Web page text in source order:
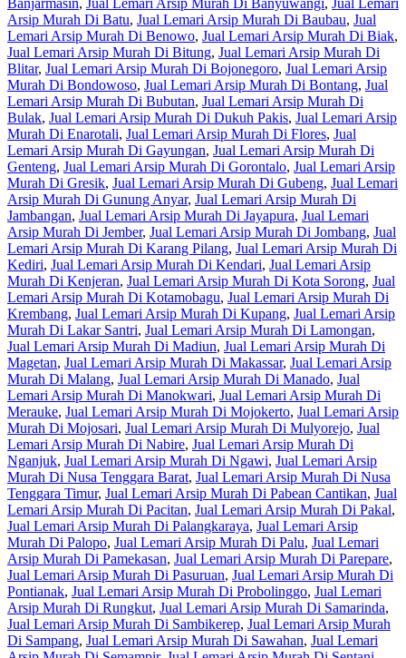
Arsip Murah Di Batu, Jual Lemari Arsip Murah Di Baubau, Jual
Lemari Arsip Murah Di Benowo, Jual Lemari Arsip Murah Di Biak,
Jual Lemari Arsip Murah Di Bitung, Jual Lemari Arsip Murah Di
Blitar, Jual Lemari Arsip Murah Di Bojonegoro, Jual Lemari Arsip
Murah Di Bondowoso, Jual Lemari Arsip Murah Di Bontang, Jual
Lemari Arsip Murah Di Bubutan, Jual Lemari Arsip Murah Di
Bulak, Jual Lemari Arsip Murah Di Dukuh Pakis, Jual Lemari Arsip
Murah Di Enarotali, Jual Lemari Arsip Murah Di Flores, Jual
Lemari Arsip Murah Di Gayungan, Jual Lemari Arsip Murah Di
Genteng, Jual Lemari Arsip Murah Di Gorontalo, Jual Lemari Arsip
Murah Di Gresik, Jual Lemari Arsip Murah Di Gubeng, Jual Lemari
Arsip Murah Di Gunung Anyar, Jual Lemari Arsip Murah Di
Jambangan, Jual Lemari Arsip Murah Di Jayapura, Jual Lemari
Arsip Murah Di Jember, Jual Lemari Arsip Murah Di Jombang, Jual
Lemari Arsip Murah Di Karang Pilang, Jual Lemari Arsip Murah Di
Kediri, Jual Lemari Arsip Murah Di Kendari, Jual Lemari Arsip
Murah Di Kenjeran, Jual Lemari Arsip Murah Di Kota Sorong, Jual
Lemari Arsip Murah Di Kotamobagu, Jual Lemari Arsip Murah Di
Krembang, Jual Lemari Arsip Murah Di Kupang, Jual Lemari Arsip
Murah Di Lakar Santri, Jual Lemari Arsip Murah Di Lamongan,
Jual Lemari Arsip Murah Di Madiun, Jual Lemari Arsip Murah Di
Magetan, Jual Lemari Arsip Murah Di Makassar, Jual Lemari Arsip
Murah Di Malang, Jual Lemari Arsip Murah Di Manado, Jual
Lemari Arsip Murah Di Manokwari, Jual Lemari Arsip Murah Di
Merauke, Jual Lemari Arsip Murah Di Mojokerto, Jual Lemari Arsip
Murah Di Mojosari, Jual Lemari Arsip Murah Di Mulyorejo, Jual
Lemari Arsip Murah Di Nabire, Jual Lemari Arsip Murah Di
Nganjuk, Jual Lemari Arsip Murah Di Ngawi, Jual Lemari Arsip
Murah Di Nusa Tenggara Barat, Jual Lemari Arsip Murah Di Nusa
Tenggara Timur, Jual Lemari Arsip Murah Di Pabean Cantikan, Jual
Lemari Arsip Murah Di Pacitan, Jual Lemari Arsip Murah Di Pakal,
Jual Lemari Arsip Murah Di Palangkaraya, Jual Lemari Arsip
Murah Di Palopo, Jual Lemari Arsip Murah Di Palu, Jual Lemari
Arsip Murah Di Pamekasan, Jual Lemari Arsip Murah Di Parepare,
Jual Lemari Arsip Murah Di Pasuruan, Jual Lemari Arsip Murah Di
Pontianak, Jual Lemari Arsip Murah Di Probolinggo, Jual Lemari
Arsip Murah Di Rungkut, Jual Lemari Arsip Murah Di Samarinda,
Jual Lemari Arsip Murah Di Sambikerep, Jual Lemari Arsip Murah
Di Sampang, Jual Lemari Arsip Murah Di Sawahan, Jual Lemari